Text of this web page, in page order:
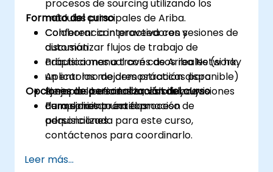
procesos de sourcing utilizando los
módulos principales de Ariba.
Colaborar con proveedores y
automatizar flujos de trabajo de
adquisiciones a través de Ariba Network.
Aplicar las mejores prácticas para
mejorar la eficiencia, visibilidad y
cumplimiento en el proceso de
adquisiciones.
Formato del curso
Conferencia interactiva con sesiones de
discusión
Práctica manual con casos reales (si hay
un entorno de demostración disponible)
Ejemplos basados en casos y revisiones
de mejores prácticas
Opciones de personalización del curso
Para solicitar una formación
personalizada para este curso,
contáctenos para coordinarlo.
Leer más...